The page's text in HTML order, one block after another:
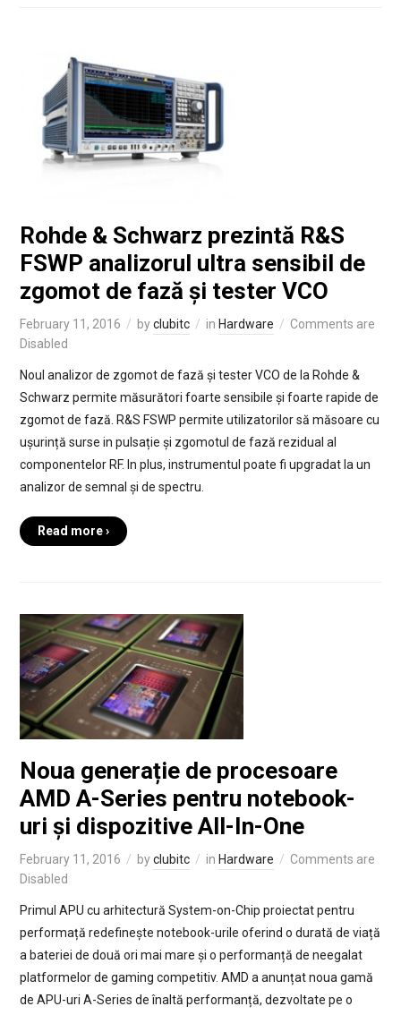
Rohde & Schwarz prezintă R&S
FSWP analizorul ultra sensibil de
zgomot de fază și tester VCO
February 11, 2016 byclubitc in Hardware
Comments are
Disabled
Noul analizor de zgomot de fază și tester VCO de la Rohde &
Schwarz permite măsurători foarte sensibile și foarte rapide de
zgomot de fază. R&S FSWP permite utilizatorilor să măsoare cu
ușurință surse in pulsație și zgomotul de fază rezidual al
componentelor RF. In plus, instrumentul poate fi upgradat la un
analizor de semnal și de spectru.
Read more ›
Noua generație de procesoare
AMD A-Series pentru notebook-
uri și dispozitive All-In-One
February 11, 2016 byclubitc in Hardware
Comments are
Disabled
Primul APU cu arhitectură System-on-Chip proiectat pentru
performață redefinește notebook-urile oferind o durată de viață
a bateriei de două ori mai mare și o performanță de neegalat
platformelor de gaming competitiv. AMD a anunțat noua gamă
de APU-uri A-Series de înaltă performanță, dezvoltate pe o